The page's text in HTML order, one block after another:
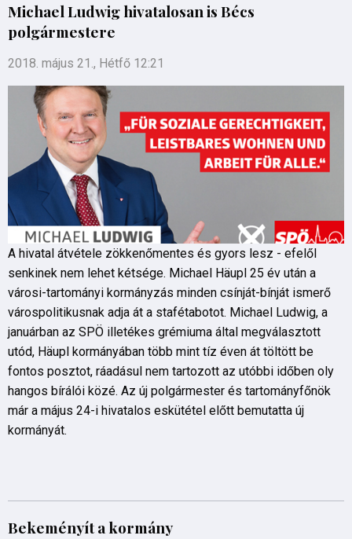
Michael Ludwig hivatalosan is Bécs
polgármestere
2018. május 21., Hétfő 12:21
A hivatal átvétele zökkenőmentes és gyors lesz - efelől
senkinek nem lehet kétsége. Michael Häupl 25 év után a
városi-tartományi kormányzás minden csínját-bínját ismerő
várospolitikusnak adja át a stafétabotot. Michael Ludwig, a
januárban az SPÖ illetékes grémiuma által megválasztott
utód, Häupl kormányában több mint tíz éven át töltött be
fontos posztot, ráadásul nem tartozott az utóbbi időben oly
hangos bírálói közé. Az új polgármester és tartományfőnök
már a május 24-i hivatalos eskütétel előtt bemutatta új
kormányát.
Bekeményít a kormány